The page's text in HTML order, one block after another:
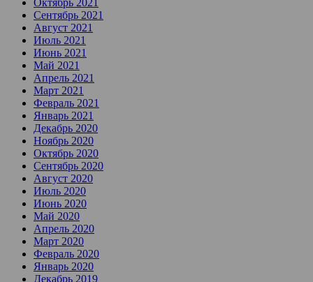
Октябрь 2021
Сентябрь 2021
Август 2021
Июль 2021
Июнь 2021
Май 2021
Апрель 2021
Март 2021
Февраль 2021
Январь 2021
Декабрь 2020
Ноябрь 2020
Октябрь 2020
Сентябрь 2020
Август 2020
Июль 2020
Июнь 2020
Май 2020
Апрель 2020
Март 2020
Февраль 2020
Январь 2020
Декабрь 2019